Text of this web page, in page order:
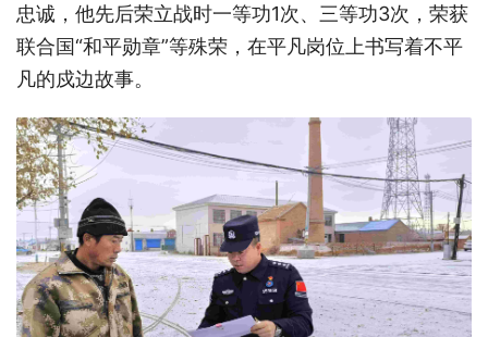
忠诚，他先后荣立战时一等功1次、三等功3次，荣获
联合国“和平勋章”等殊荣，在平凡岗位上书写着不平
凡的戍边故事。